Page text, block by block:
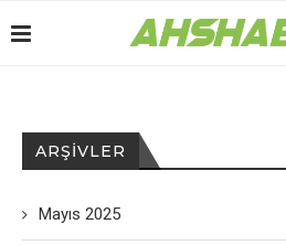
ARŞIVLER
Mayıs 2025